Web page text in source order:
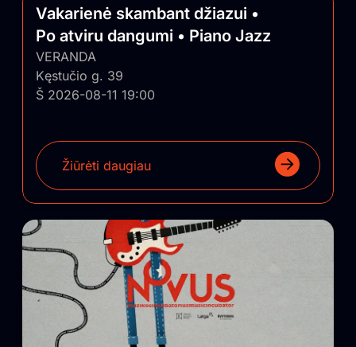
Vakarienė skambant džiazui •
Po atviru dangumi • Piano Jazz
VERANDA
Kęstučio g. 39
Š 2026-08-11 19:00
Žiūrėti daugiau